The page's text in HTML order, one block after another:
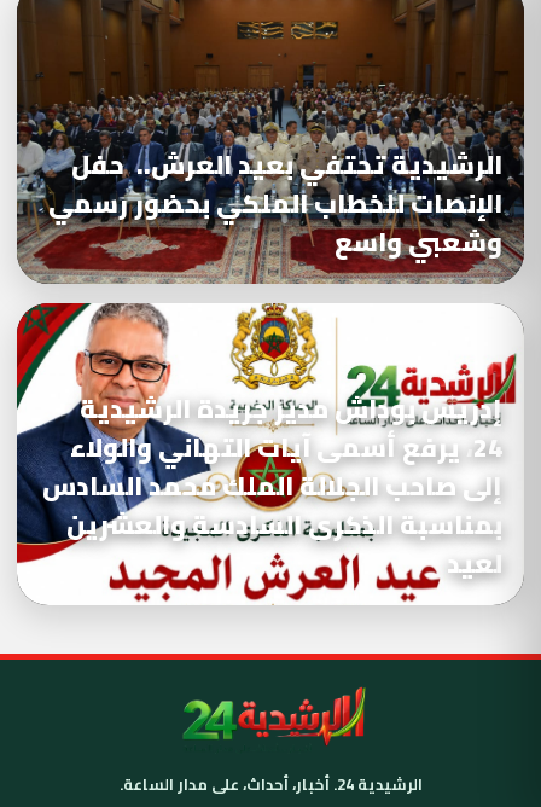
الرشيدية تحتفي بعيد العرش.. حفل
الإنصات للخطاب الملكي بحضور رسمي
وشعبي واسع
إدريس بوداش مدير جريدة الرشيدية
24، يرفع أسمى آيات التهاني والولاء
إلى صاحب الجلالة الملك محمد السادس
بمناسبة الذكرى السادسة والعشرين
لعيد
الرشيدية 24. أخبار، أحداث، على مدار الساعة.